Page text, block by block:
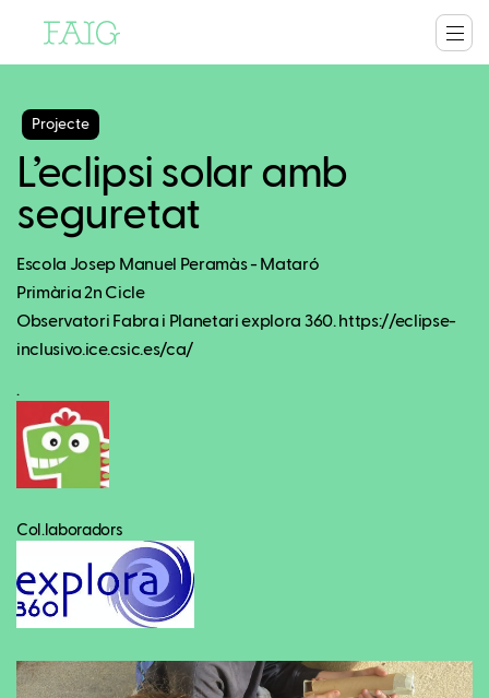
Projecte
L’eclipsi solar amb
seguretat
Escola Josep Manuel Peramàs - Mataró
Primària 2n Cicle
Observatori Fabra i Planetari explora 360. https://eclipse-
inclusivo.ice.csic.es/ca/
.
Col.laboradors